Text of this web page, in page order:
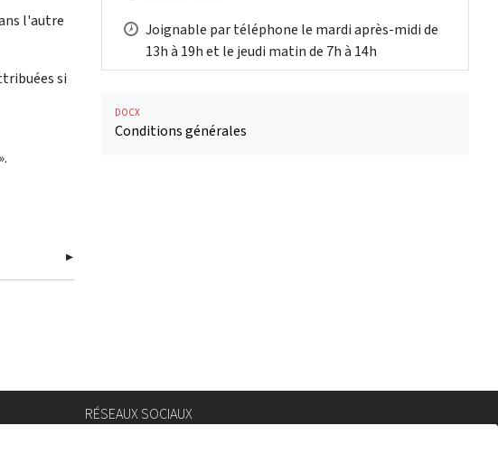
l'autre
si
».
Joignable par téléphone le mardi après-midi de
13h à 19h et le jeudi matin de 7h à 14h
DOCX
Conditions générales
RÉSEAUX SOCIAUX